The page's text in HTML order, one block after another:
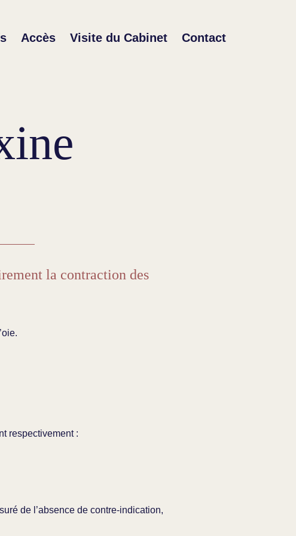
Accès Visite du Cabinet Contact
la contraction des
respectivement :
de l’absence de contre-indication,